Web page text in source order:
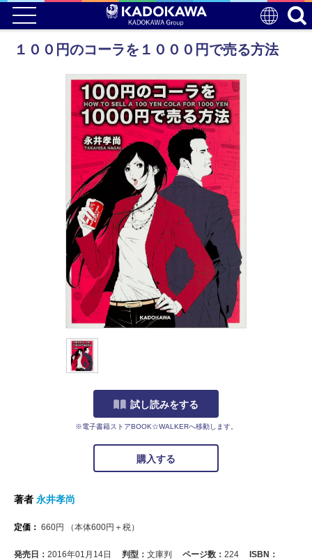
１００円のコーラを１０００円で売る方法
試し読みをする
※電子書籍ストアBOOK☆WALKERへ移動します。
購入する
著者 永井孝尚
定価： 660円 （本体600円＋税）
発売日： 2016年01月14日 判型： 文庫判 ページ数： 224
ISBN：